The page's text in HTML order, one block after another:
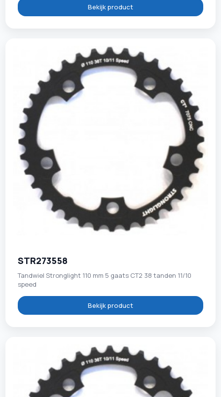
Bekijk product
STR273558
Tandwiel Stronglight 110 mm 5 gaats CT2 38 tanden 11/10
speed
Bekijk product